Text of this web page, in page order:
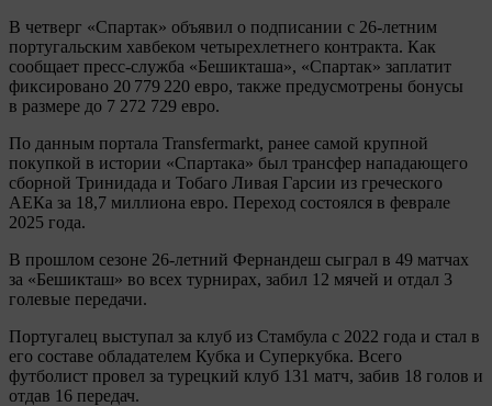
В четверг «Спартак» объявил о подписании с 26‑летним
португальским хавбеком четырехлетнего контракта. Как
сообщает пресс‑служба «Бешикташа», «Спартак» заплатит
фиксировано 20 779 220 евро, также предусмотрены бонусы
в размере до 7 272 729 евро.
По данным портала Transfermarkt, ранее самой крупной
покупкой в истории «Спартака» был трансфер нападающего
сборной Тринидада и Тобаго Ливая Гарсии из греческого
АЕКа за 18,7 миллиона евро. Переход состоялся в феврале
2025 года.
В прошлом сезоне 26‑летний Фернандеш сыграл в 49 матчах
за «Бешикташ» во всех турнирах, забил 12 мячей и отдал 3
голевые передачи.
Португалец выступал за клуб из Стамбула с 2022 года и стал в
его составе обладателем Кубка и Суперкубка. Всего
футболист провел за турецкий клуб 131 матч, забив 18 голов и
отдав 16 передач.